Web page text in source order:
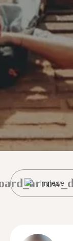
Inglese